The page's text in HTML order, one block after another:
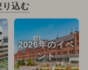
り込む
2026年のイベ
ント